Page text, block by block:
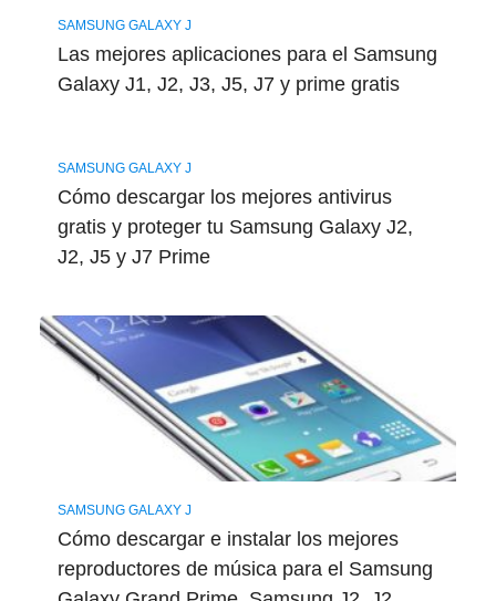
SAMSUNG GALAXY J
Las mejores aplicaciones para el Samsung
Galaxy J1, J2, J3, J5, J7 y prime gratis
SAMSUNG GALAXY J
Cómo descargar los mejores antivirus
gratis y proteger tu Samsung Galaxy J2,
J2, J5 y J7 Prime
SAMSUNG GALAXY J
Cómo descargar e instalar los mejores
reproductores de música para el Samsung